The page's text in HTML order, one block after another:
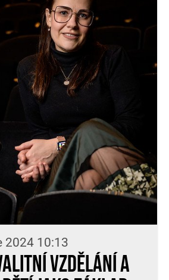
2024 10:13
vzdělání a